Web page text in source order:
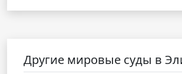
Другие мировые суды в